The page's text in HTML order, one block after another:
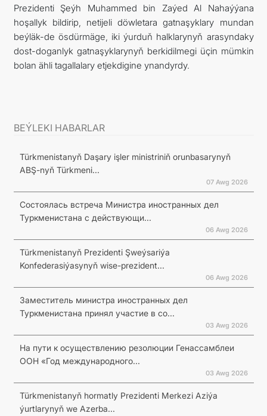
Prezidenti Şeýh Muhammed bin Zaýed Al Nahaýýana
hoşallyk bildirip, netijeli döwletara gatnaşyklary mundan
beýläk-de ösdürmäge, iki ýurduň halklarynyň arasyndaky
dost-doganlyk gatnaşyklarynyň berkidilmegi üçin mümkin
bolan ähli tagallalary etjekdigine ynandyrdy.
BEÝLEKI HABARLAR
Türkmenistanyň Daşary işler ministriniň orunbasarynyň
ABŞ-nyň Türkmeni...
07 Awg 2026
Состоялась встреча Министра иностранных дел
Туркменистана с действующи...
06 Awg 2026
Türkmenistanyň Prezidenti Şweýsariýa
Konfederasiýasynyň wise-prezident...
06 Awg 2026
Заместитель министра иностранных дел
Туркменистана принял участие в со...
03 Awg 2026
На пути к осуществлению резолюции Генассамблеи
ООН «Год международного...
03 Awg 2026
Türkmenistanyň hormatly Prezidenti Merkezi Aziýa
ýurtlarynyň we Azerba...